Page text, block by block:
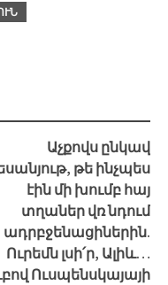
Աչքովս ընկավ
թե ինչպես
էին մի խումբ հայ
տղաներ վռ նդում
ադրբջենացիներին.
Ուրեմն լսի՛ր, Ալիև…
Ուսպենսկայայի